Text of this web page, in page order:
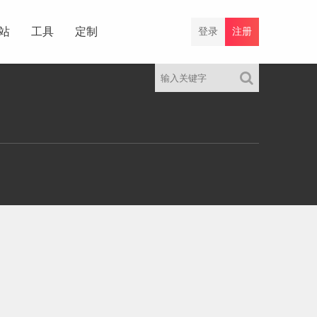
工具 定制 注册
登录